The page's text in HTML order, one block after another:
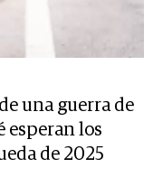
una guerra de
esperan los
de 2025